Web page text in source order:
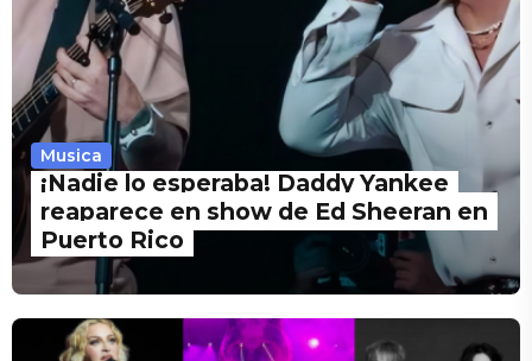
Musica
¡Nadie lo esperaba! Daddy Yankee
reaparece en show de Ed Sheeran en
Puerto Rico